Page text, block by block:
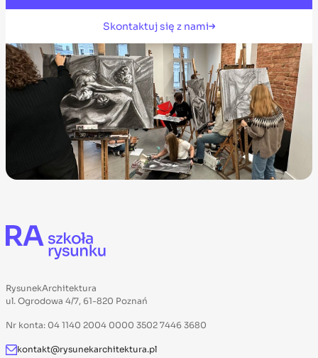
Skontaktuj się z nami
RysunekArchitektura
ul. Ogrodowa 4/7, 61-820 Poznań
Nr konta: 04 1140 2004 0000 3502 7446 3680
kontakt@rysunekarchitektura.pl